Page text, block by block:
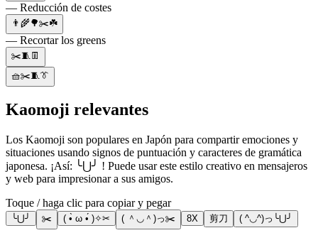
— Reducción de costes
👨‍🌾🌳✂️☘️
— Recortar los greens
✂️🧵👖
🧺✂️🧵👔
Kaomoji relevantes
Los Kaomoji son populares en Japón para compartir emociones y
situaciones usando signos de puntuación y caracteres de gramática
japonesa. ¡Así: ╰⋃╯ ! Puede usar este estilo creativo en mensajeros
y web para impresionar a sus amigos.
Toque / haga clic para copiar y pegar
╰⋃╯ ✂️ ( •̀ ω •́ )✧✂ ( ＾◡＾)っ✂️ 8X 剪刀 ( ^◡^)っ╰⋃╯